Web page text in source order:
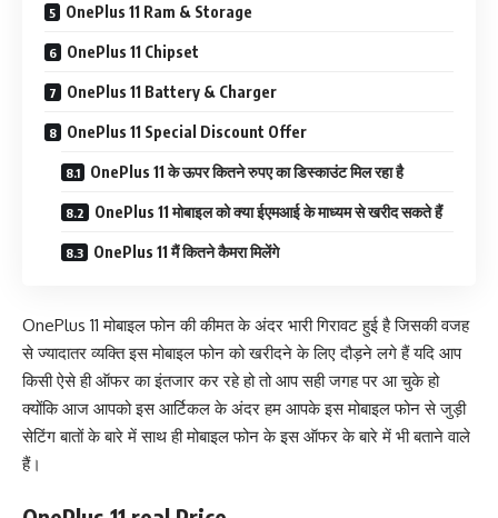
OnePlus 11 Ram & Storage
OnePlus 11 Chipset
OnePlus 11 Battery & Charger
OnePlus 11 Special Discount Offer
OnePlus 11 के ऊपर कितने रुपए का डिस्काउंट मिल रहा है
OnePlus 11 मोबाइल को क्या ईएमआई के माध्यम से खरीद सकते हैं
OnePlus 11 मैं कितने कैमरा मिलेंगे
OnePlus 11 मोबाइल फोन की कीमत के अंदर भारी गिरावट हुई है जिसकी वजह
से ज्यादातर व्यक्ति इस मोबाइल फोन को खरीदने के लिए दौड़ने लगे हैं यदि आप
किसी ऐसे ही ऑफर का इंतजार कर रहे हो तो आप सही जगह पर आ चुके हो
क्योंकि आज आपको इस आर्टिकल के अंदर हम आपके इस मोबाइल फोन से जुड़ी
सेटिंग बातों के बारे में साथ ही मोबाइल फोन के इस ऑफर के बारे में भी बताने वाले
हैं।